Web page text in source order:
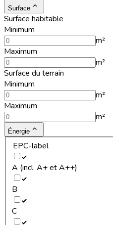
Surface
Surface habitable
Minimum
m²
Maximum
m²
Surface du terrain
Minimum
m²
Maximum
m²
Énergie
EPC-label
A (incl. A+ et A++)
B
C